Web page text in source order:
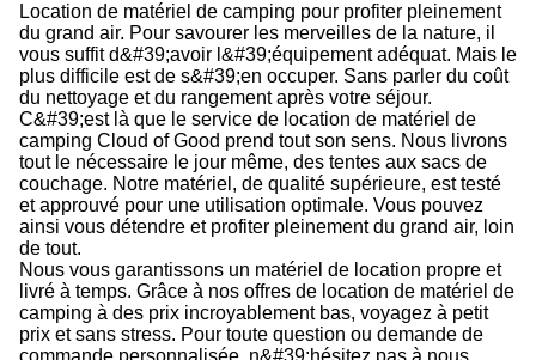
Location de matériel de camping pour profiter pleinement
du grand air. Pour savourer les merveilles de la nature, il
vous suffit d&#39;avoir l&#39;équipement adéquat. Mais le
plus difficile est de s&#39;en occuper. Sans parler du coût
du nettoyage et du rangement après votre séjour.
C&#39;est là que le service de location de matériel de
camping Cloud of Good prend tout son sens. Nous livrons
tout le nécessaire le jour même, des tentes aux sacs de
couchage. Notre matériel, de qualité supérieure, est testé
et approuvé pour une utilisation optimale. Vous pouvez
ainsi vous détendre et profiter pleinement du grand air, loin
de tout.
Nous vous garantissons un matériel de location propre et
livré à temps. Grâce à nos offres de location de matériel de
camping à des prix incroyablement bas, voyagez à petit
prix et sans stress. Pour toute question ou demande de
commande personnalisée, n&#39;hésitez pas à nous